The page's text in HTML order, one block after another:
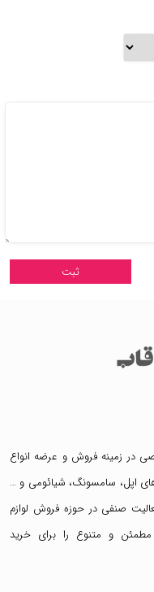
در زمینه فروش و عرضه انواع
اپل، سامسونگ، شیائومی و …
صنفی در حوزه فروش لوازم
و متنوع را برای خرید